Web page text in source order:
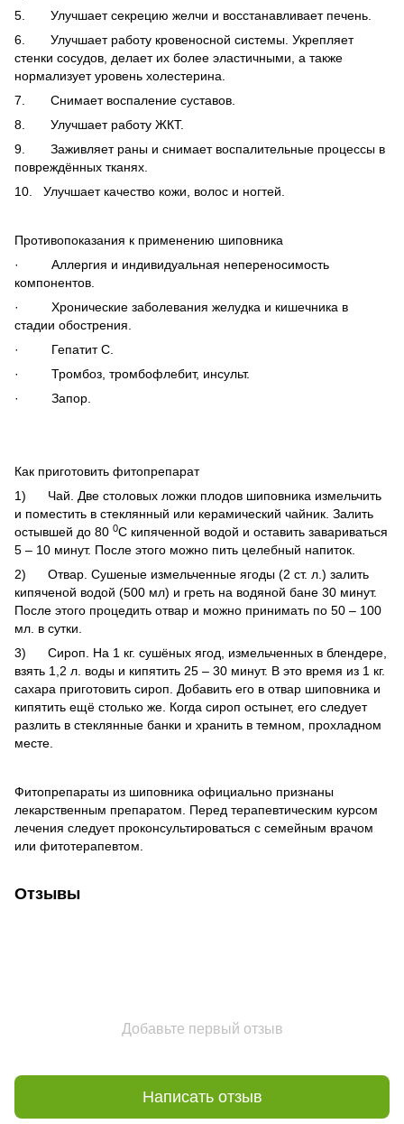
5. Улучшает секрецию желчи и восстанавливает печень.
6. Улучшает работу кровеносной системы. Укрепляет
стенки сосудов, делает их более эластичными, а также
нормализует уровень холестерина.
7. Снимает воспаление суставов.
8. Улучшает работу ЖКТ.
9. Заживляет раны и снимает воспалительные процессы в
повреждённых тканях.
10. Улучшает качество кожи, волос и ногтей.
Противопоказания к применению шиповника
· Аллергия и индивидуальная непереносимость
компонентов.
· Хронические заболевания желудка и кишечника в
стадии обострения.
· Гепатит С.
· Тромбоз, тромбофлебит, инсульт.
· Запор.
Как приготовить фитопрепарат
1) Чай. Две столовых ложки плодов шиповника измельчить
и поместить в стеклянный или керамический чайник. Залить
остывшей до 80 0С кипяченной водой и оставить завариваться
5 – 10 минут. После этого можно пить целебный напиток.
2) Отвар. Сушеные измельченные ягоды (2 ст. л.) залить
кипяченой водой (500 мл) и греть на водяной бане 30 минут.
После этого процедить отвар и можно принимать по 50 – 100
мл. в сутки.
3) Сироп. На 1 кг. сушёных ягод, измельченных в блендере,
взять 1,2 л. воды и кипятить 25 – 30 минут. В это время из 1 кг.
сахара приготовить сироп. Добавить его в отвар шиповника и
кипятить ещё столько же. Когда сироп остынет, его следует
разлить в стеклянные банки и хранить в темном, прохладном
месте.
Фитопрепараты из шиповника официально признаны
лекарственным препаратом. Перед терапевтическим курсом
лечения следует проконсультироваться с семейным врачом
или фитотерапевтом.
Отзывы
Добавьте первый отзыв
Написать отзыв